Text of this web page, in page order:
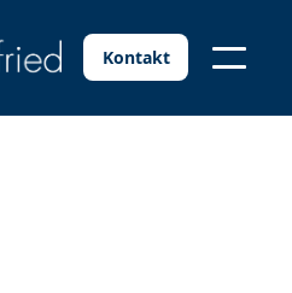
Kontakt